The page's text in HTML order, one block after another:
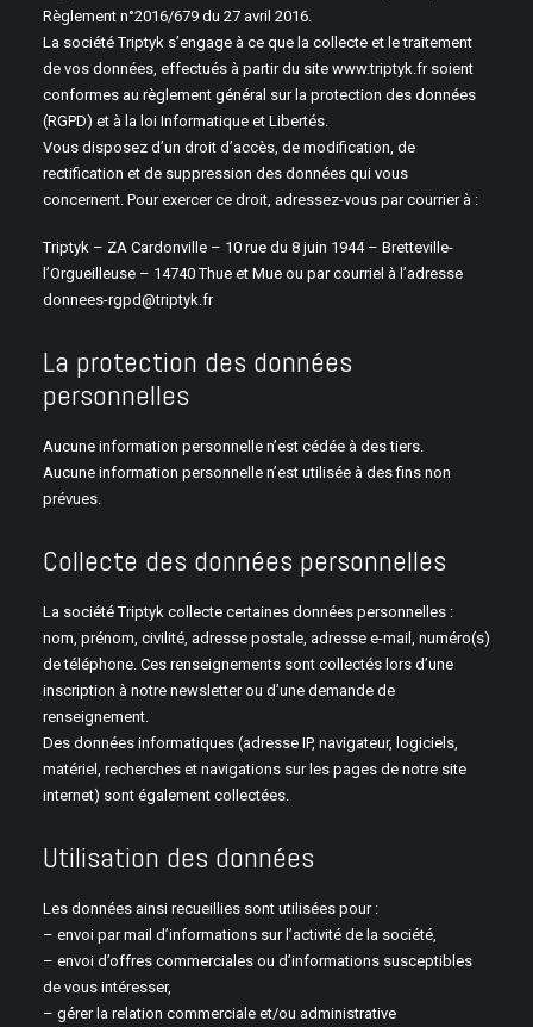
Règlement n°2016/679 du 27 avril 2016.
La société Triptyk s’engage à ce que la collecte et le traitement
de vos données, effectués à partir du site www.triptyk.fr soient
conformes au règlement général sur la protection des données
(RGPD) et à la loi Informatique et Libertés.
Vous disposez d’un droit d’accès, de modification, de
rectification et de suppression des données qui vous
concernent. Pour exercer ce droit, adressez-vous par courrier à :
Triptyk – ZA Cardonville – 10 rue du 8 juin 1944 – Bretteville-
l’Orgueilleuse – 14740 Thue et Mue ou par courriel à l’adresse
donnees-rgpd@triptyk.fr
La protection des données
personnelles
Aucune information personnelle n’est cédée à des tiers.
Aucune information personnelle n’est utilisée à des fins non
prévues.
Collecte des données personnelles
La société Triptyk collecte certaines données personnelles :
nom, prénom, civilité, adresse postale, adresse e-mail, numéro(s)
de téléphone. Ces renseignements sont collectés lors d’une
inscription à notre newsletter ou d’une demande de
renseignement.
Des données informatiques (adresse IP, navigateur, logiciels,
matériel, recherches et navigations sur les pages de notre site
internet) sont également collectées.
Utilisation des données
Les données ainsi recueillies sont utilisées pour :
– envoi par mail d’informations sur l’activité de la société,
– envoi d’offres commerciales ou d’informations susceptibles
de vous intéresser,
– gérer la relation commerciale et/ou administrative